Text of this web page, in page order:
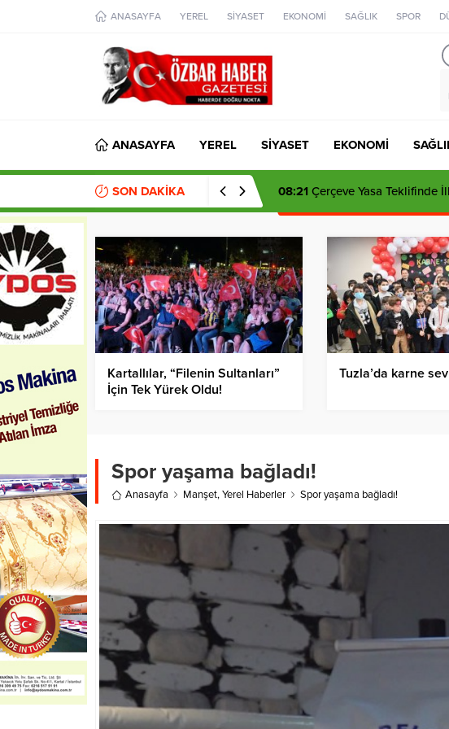
ANASAYFA YEREL SİYASET EKONOMİ SAĞLIK SPOR
ANASAYFA YEREL SİYASET EKONOMİ
SON DAKİKA 08:21 Çerçeve Yasa Teklifinde
Kartallılar, “Filenin Sultanları”
İçin Tek Yürek Oldu!
Tuzla’da karne
Spor yaşama bağladı!
Anasayfa Manşet,Yerel Haberler Spor yaşama bağladı!